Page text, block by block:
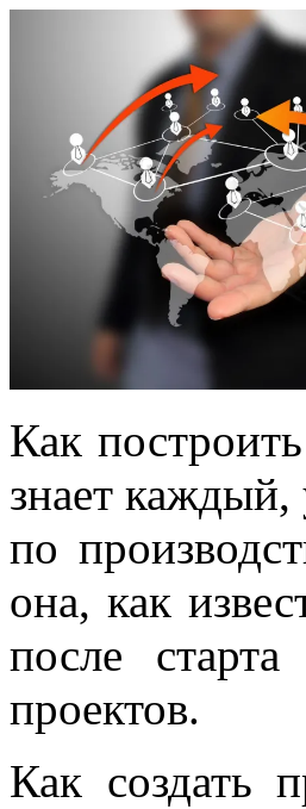
Как
знает каждый,
по
она, как
после
проектов.
Как создать